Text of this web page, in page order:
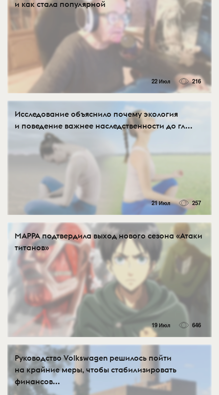
и как стала популярной
22 Июл 216
Исследование объяснило почему экология
и поведение важнее наследственности до гл...
21 Июл 257
MAPPA подтвердила выход нового сезона «Атаки
титанов»
19 Июл 646
Руководство Volkswagen решилось пойти
на крайние меры, чтобы стабилизировать
финансов...